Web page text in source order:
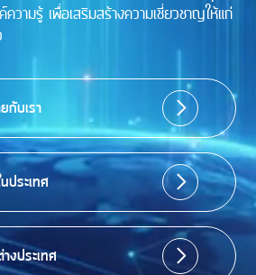
วามรู้ เพื่อเสริมสร้างความเชี่ยวชาญให้แก่
กับเรา
ประเทศ
งประเทศ